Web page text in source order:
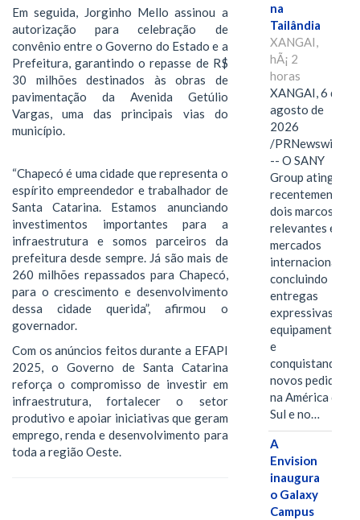
Em seguida, Jorginho Mello assinou a
autorização para celebração de
convênio entre o Governo do Estado e a
Prefeitura, garantindo o repasse de R$
30 milhões destinados às obras de
pavimentação da Avenida Getúlio
Vargas, uma das principais vias do
município.
“Chapecó é uma cidade que representa o
espírito empreendedor e trabalhador de
Santa Catarina. Estamos anunciando
investimentos importantes para a
infraestrutura e somos parceiros da
prefeitura desde sempre. Já são mais de
260 milhões repassados para Chapecó,
para o crescimento e desenvolvimento
dessa cidade querida”, afirmou o
governador.
Com os anúncios feitos durante a EFAPI
2025, o Governo de Santa Catarina
reforça o compromisso de investir em
infraestrutura, fortalecer o setor
produtivo e apoiar iniciativas que geram
emprego, renda e desenvolvimento para
toda a região Oeste.
na
Tailândia
XANGAI,
hÃ¡ 2
horas
XANGAI, 6 de
agosto de
2026
/PRNewswire/
-- O SANY
Group atingiu
recentemente
dois marcos
relevantes em
mercados
internacionais,
concluindo
entregas
expressivas de
equipamentos
e
conquistando
novos pedidos
na América do
Sul e no…
A
Envision
inaugura
o Galaxy
Campus